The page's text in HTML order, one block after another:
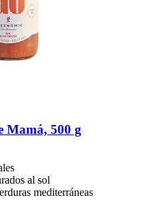
Mamá, 500 g
al sol
mediterráneas